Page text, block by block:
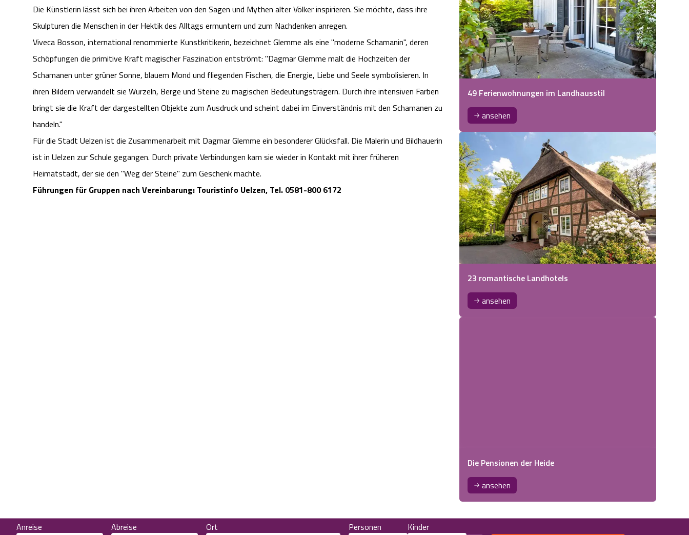
Die Künstlerin lässt sich bei ihren Arbeiten von den Sagen und Mythen alter Völker inspirieren. Sie möchte, dass ihre
Skulpturen die Menschen in der Hektik des Alltags ermuntern und zum Nachdenken anregen.
Viveca Bosson, international renommierte Kunstkritikerin, bezeichnet Glemme als eine "moderne Schamanin", deren
Schöpfungen die primitive Kraft magischer Faszination entströmt: "Dagmar Glemme malt die Hochzeiten der
Schamanen unter grüner Sonne, blauem Mond und fliegenden Fischen, die Energie, Liebe und Seele symbolisieren. In
ihren Bildern verwandelt sie Wurzeln, Berge und Steine zu magischen Bedeutungsträgern. Durch ihre intensiven Farben
bringt sie die Kraft der dargestellten Objekte zum Ausdruck und scheint dabei im Einverständnis mit den Schamanen zu
handeln."
Für die Stadt Uelzen ist die Zusammenarbeit mit Dagmar Glemme ein besonderer Glücksfall. Die Malerin und Bildhauerin
ist in Uelzen zur Schule gegangen. Durch private Verbindungen kam sie wieder in Kontakt mit ihrer früheren
Heimatstadt, der sie den "Weg der Steine" zum Geschenk machte.
Führungen für Gruppen nach Vereinbarung: Touristinfo Uelzen, Tel. 0581-800 6172
49 Ferienwohnungen im Landhausstil
ansehen
23 romantische Landhotels
ansehen
Die Pensionen der Heide
ansehen
Anreise Abreise Ort Personen
Kinder